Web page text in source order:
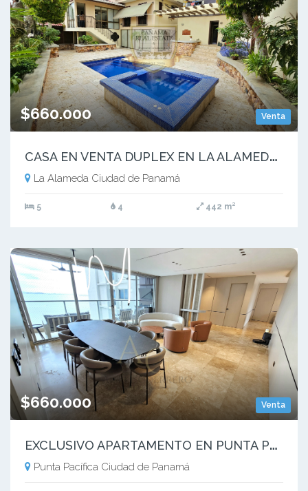
Venta
$660.000
C
ASA EN VENTA DUPLEX EN LA ALAMEDA 442M2 A.C
La Alameda Ciudad de Panamá
5 4 442 m²
Venta
$660.000
E
XCLUSIVO APARTAMENTO EN PUNTA PACIFICA 308m2
Punta Pacífica Ciudad de Panamá